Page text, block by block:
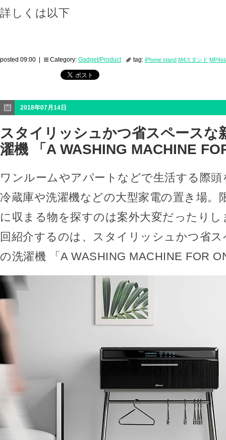
詳しくは以下
posted 09:00 | Category: Gadget/Product tag: iPhone stand M4スタンド
2018年07月14日
スタイリッシュかつ省スペースな
濯機 「A WASHING MACHINE
ワンルームやアパートなどで生活する際
冷蔵庫や洗濯機などの大型家電の置き場。
に収まる物を探すのは案外大変だったり
回紹介するのは、スタイリッシュかつ省
の洗濯機 「A WASHING MACHINE FOR